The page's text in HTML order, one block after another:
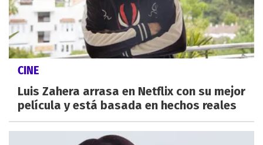
CINE
Luis Zahera arrasa en Netflix con su mejor
película y está basada en hechos reales